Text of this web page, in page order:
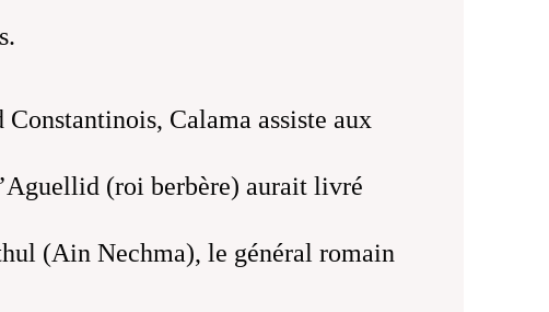
Calama assiste aux
(roi berbère) aurait livré
(Ain Nechma), le général romain